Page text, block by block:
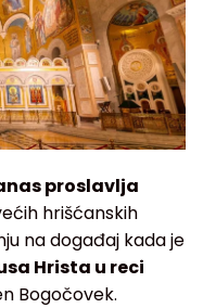
proslavlja
hrišćanskih
na događaj kada je
Hrista u reci
Bogočovek.